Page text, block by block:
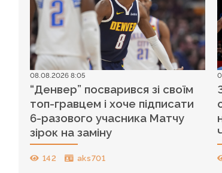
08.08.2026 8:05
“Денвер” посварився зі своїм
топ-гравцем і хоче підписати
6-разового учасника Матчу
зірок на заміну
142 aks701